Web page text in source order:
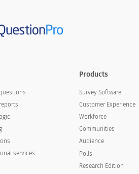
services
Products
Survey Software
Customer Experience
Workforce
Communities
Audience
Polls
Research Edition